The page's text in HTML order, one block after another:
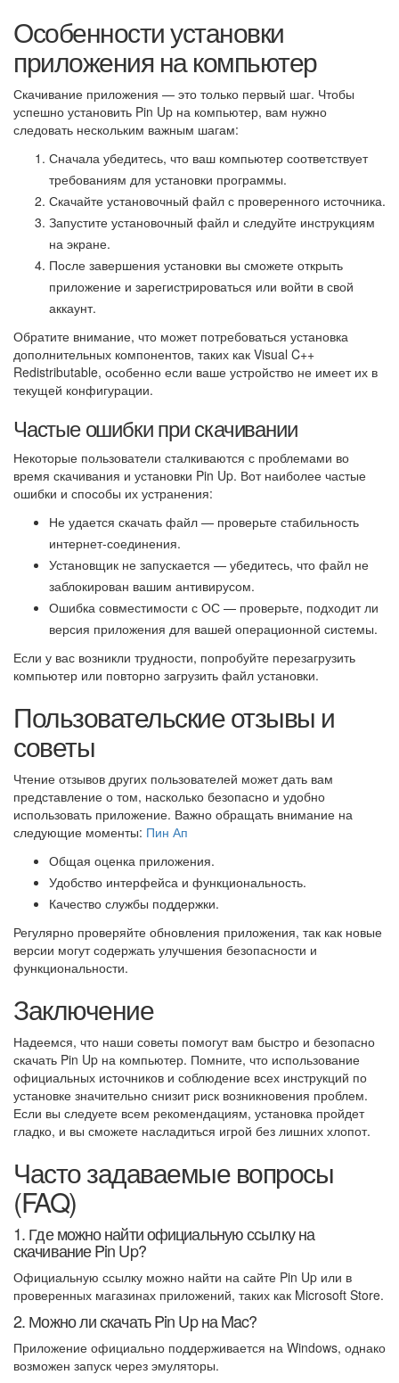
Особенности установки
приложения на компьютер
Скачивание приложения — это только первый шаг. Чтобы
успешно установить Pin Up на компьютер, вам нужно
следовать нескольким важным шагам:
Сначала убедитесь, что ваш компьютер соответствует
требованиям для установки программы.
Скачайте установочный файл с проверенного источника.
Запустите установочный файл и следуйте инструкциям
на экране.
После завершения установки вы сможете открыть
приложение и зарегистрироваться или войти в свой
аккаунт.
Обратите внимание, что может потребоваться установка
дополнительных компонентов, таких как Visual C++
Redistributable, особенно если ваше устройство не имеет их в
текущей конфигурации.
Частые ошибки при скачивании
Некоторые пользователи сталкиваются с проблемами во
время скачивания и установки Pin Up. Вот наиболее частые
ошибки и способы их устранения:
Не удается скачать файл — проверьте стабильность
интернет-соединения.
Установщик не запускается — убедитесь, что файл не
заблокирован вашим антивирусом.
Ошибка совместимости с ОС — проверьте, подходит ли
версия приложения для вашей операционной системы.
Если у вас возникли трудности, попробуйте перезагрузить
компьютер или повторно загрузить файл установки.
Пользовательские отзывы и
советы
Чтение отзывов других пользователей может дать вам
представление о том, насколько безопасно и удобно
использовать приложение. Важно обращать внимание на
следующие моменты: Пин Ап
Общая оценка приложения.
Удобство интерфейса и функциональность.
Качество службы поддержки.
Регулярно проверяйте обновления приложения, так как новые
версии могут содержать улучшения безопасности и
функциональности.
Заключение
Надеемся, что наши советы помогут вам быстро и безопасно
скачать Pin Up на компьютер. Помните, что использование
официальных источников и соблюдение всех инструкций по
установке значительно снизит риск возникновения проблем.
Если вы следуете всем рекомендациям, установка пройдет
гладко, и вы сможете насладиться игрой без лишних хлопот.
Часто задаваемые вопросы
(FAQ)
1. Где можно найти официальную ссылку на
скачивание Pin Up?
Официальную ссылку можно найти на сайте Pin Up или в
проверенных магазинах приложений, таких как Microsoft Store.
2. Можно ли скачать Pin Up на Mac?
Приложение официально поддерживается на Windows, однако
возможен запуск через эмуляторы.